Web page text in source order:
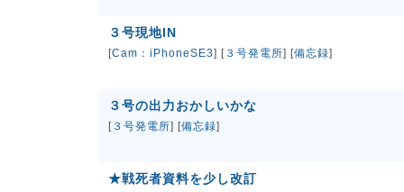
３号現地IN
[Cam：iPhoneSE3] [ ３号発電所] [備忘録]
３号の出力おかしいかな
[ ３号発電所] [備忘録]
★戦死者資料を少し改訂